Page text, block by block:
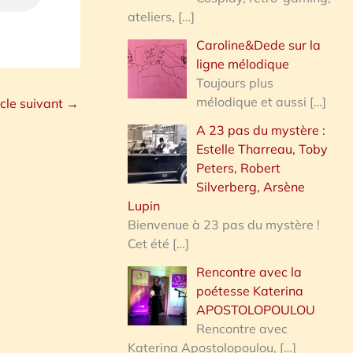
suivant →
ateliers, […]
Caroline&Dede sur la
ligne mélodique
Toujours plus
mélodique et aussi […]
A 23 pas du mystère :
Estelle Tharreau, Toby
Peters, Robert
Silverberg, Arsène
Lupin
Bienvenue à 23 pas du mystère !
Cet été […]
Rencontre avec la
poétesse Katerina
APOSTOLOPOULOU
Rencontre avec
Katerina Apostolopoulou, […]